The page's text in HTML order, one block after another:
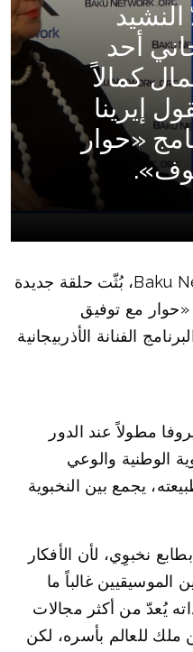
النشيد
أحد
كمالاً
إيرينا
«حوار
على المنصة التحليلية Baku Network، بُثّت حلقة جديدة
مع توفيق
الفنانة الأذربيجانية
مطولاً عند الدور
الوطنية والوعي
يجمع بين النخبوية
نخبوِي، لأن الأفكار
الموسيقيين غالباً ما
يُعدّ من أكثر مجالات
ملك للعالم بأسره، لكن